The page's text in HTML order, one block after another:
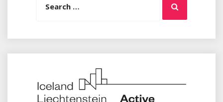
Search